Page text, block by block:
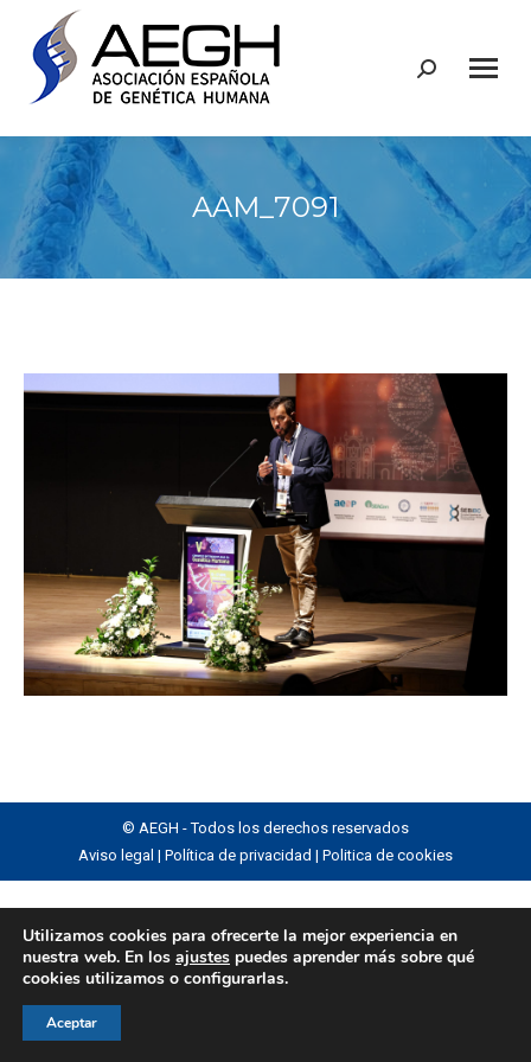
Buscar:
AAM_7091
© AEGH - Todos los derechos reservados
Aviso legal | Política de privacidad | Politica de cookies
Utilizamos cookies para ofrecerte la mejor experiencia en
nuestra web. En los ajustes puedes aprender más sobre qué
cookies utilizamos o configurarlas.
Aceptar